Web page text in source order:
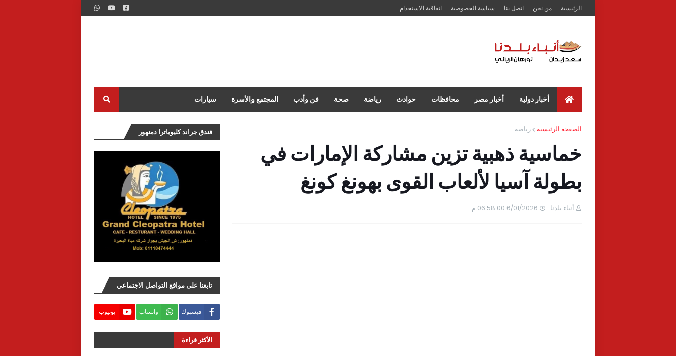
الرئيسية من نحن اتصل بنا سياسة الخصوصية اتفاقية الاستخدام
أخبار دولية أخبار مصر محافظات حوادث رياضة صحة فن وأدب المجتمع والأسرة سيارات
الصفحة الرئيسية رياضة
خماسية ذهبية تزين مشاركة الإمارات في
بطولة آسيا لألعاب القوى بهونغ كونغ
أنباء بلدنا 6/01/2026 06:58:00 م
فندق جراند كليوباترا دمنهور
تابعنا على مواقع التواصل الاجتماعي
فيسبوك واتساب يوتيوب
الأكثر قراءة